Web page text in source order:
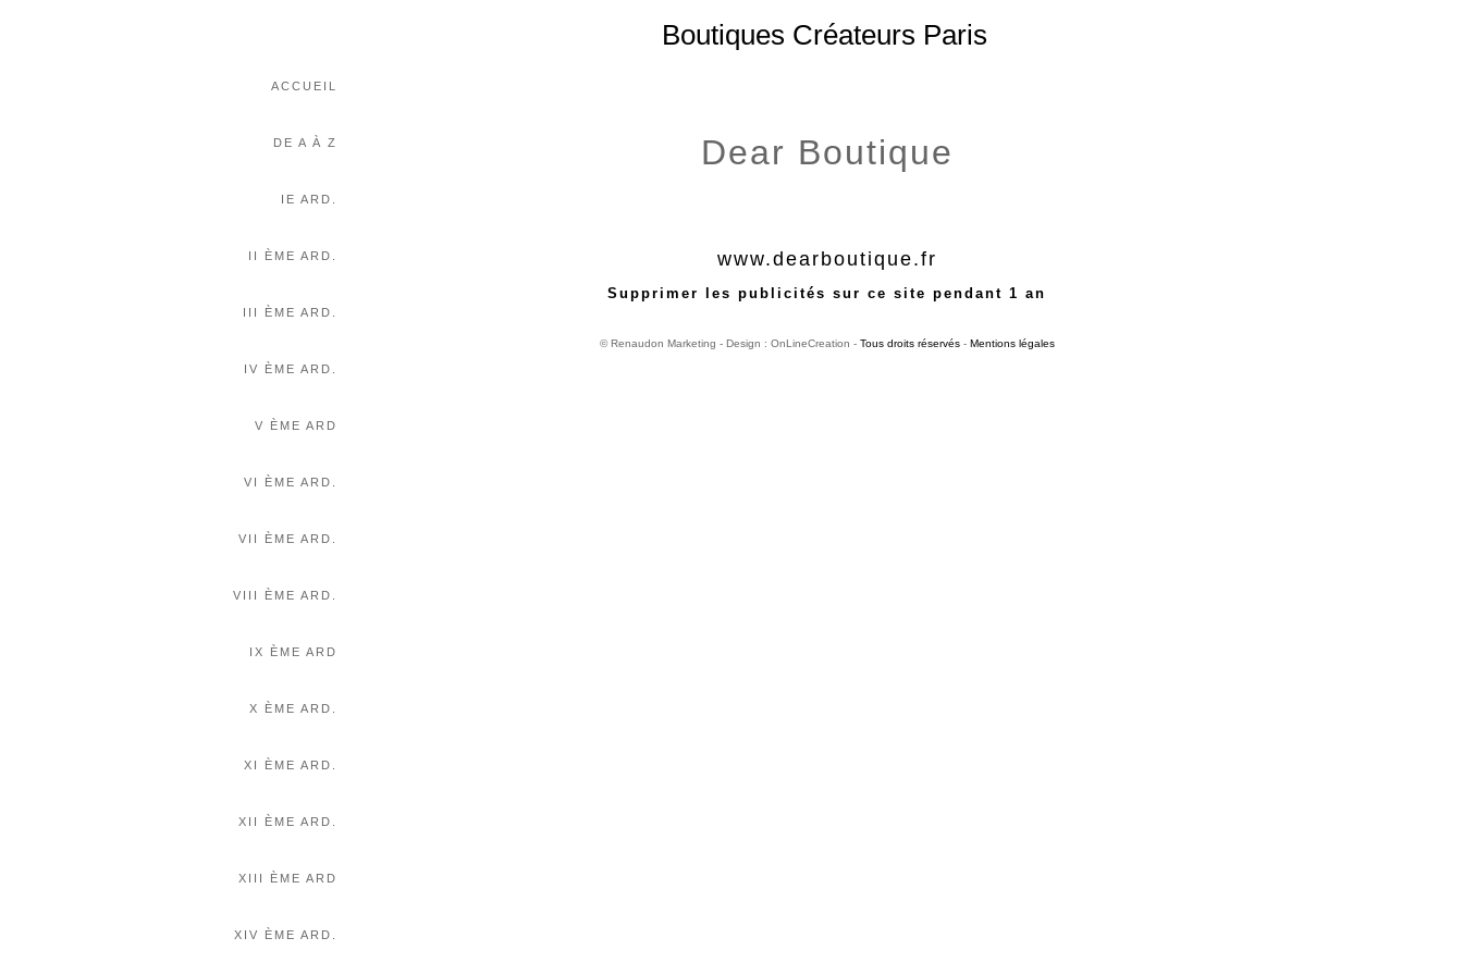
Boutiques Créateurs Paris
ACCUEIL
DE A À Z
IE ARD.
II ÈME ARD.
III ÈME ARD.
IV ÈME ARD.
V ÈME ARD
VI ÈME ARD.
VII ÈME ARD.
VIII ÈME ARD.
IX ÈME ARD
X ÈME ARD.
XI ÈME ARD.
XII ÈME ARD.
XIII ÈME ARD
XIV ÈME ARD.
Dear Boutique
www.dearboutique.fr
Supprimer les publicités sur ce site pendant 1 an
© Renaudon Marketing - Design : OnLineCreation - Tous droits réservés- Mentions légales